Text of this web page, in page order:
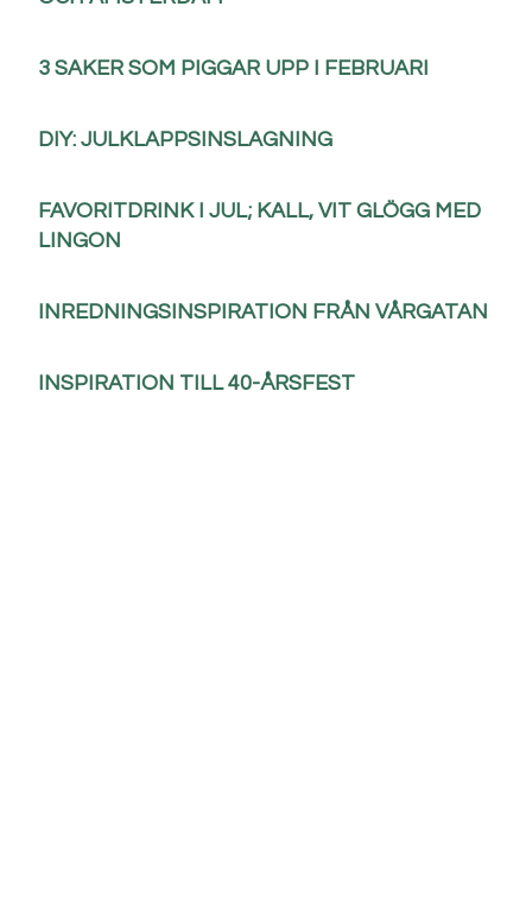
3 SAKER SOM PIGGAR UPP I FEBRUARI
DIY: JULKLAPPSINSLAGNING
FAVORITDRINK I JUL; KALL, VIT GLÖGG MED
LINGON
INREDNINGSINSPIRATION FRÅN VÅRGATAN
INSPIRATION TILL 40-ÅRSFEST